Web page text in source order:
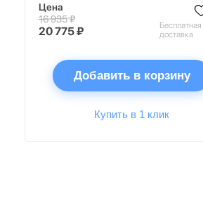
Цена
16 935 ₽
20 775 ₽
Бесплатная
доставка
Добавить в корзину
Купить в 1 клик